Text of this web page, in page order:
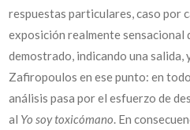
respuestas particulares, caso por
exposición realmente sensacional
demostrado, indicando una salida,
Zafiropoulos en ese punto: en
análisis pasa por el esfuerzo de
al Yo soy toxicómano. En